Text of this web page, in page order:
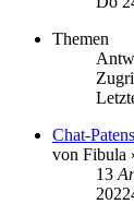
Themen
Chat-
von Fibula
13